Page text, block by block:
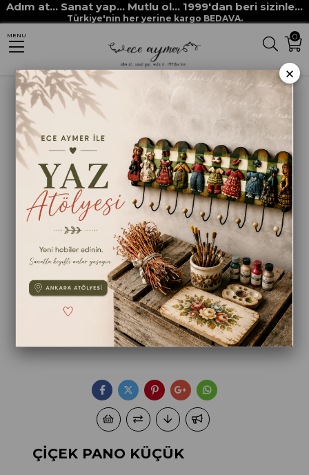
Adım at... Sanat yap... Mutlu ol... 1999'dan beri sizinle...
Türkiye'nin her yerine kargo BEDAVA.
0
MENU
Anasayfa HAM MALZEMELER MDF VE MASİF OBJELER
DUVAR PANOLARI ÇİÇEK PANO KÜÇÜK
ÇİÇEK PANO KÜÇÜK
×